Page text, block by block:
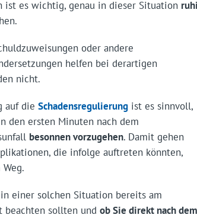
ist es wichtig, genau in dieser Situation
oder andere
helfen bei derartigen
nicht.
auf die Schadensregulierungist es sinnvoll,
den ersten Minuten nach dem
besonnen vorzugehen. Damit gehen
die infolge auftreten könnten,
in einer solchen Situation bereits am
beachten sollten und ob Sie direkt nach